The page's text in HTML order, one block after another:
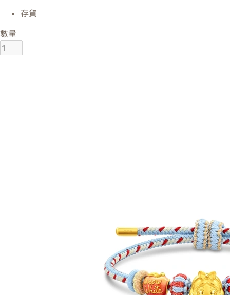
存貨
數量